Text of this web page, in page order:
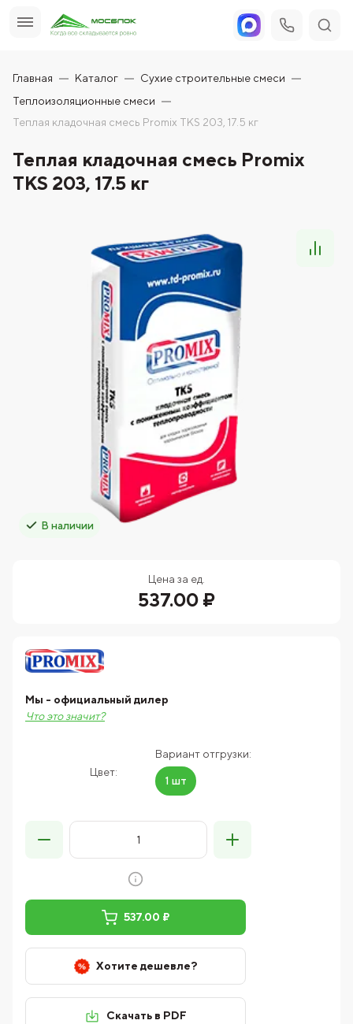
Главная Каталог
Сухие строительные смеси
Теплоизоляционные смеси
Теплая кладочная смесь Promix ТКS 203, 17.5 кг
Теплая кладочная смесь Promix
ТКS 203, 17.5 кг
В наличии
Цена за ед.
537.00 ₽
Цвет:
Вариант отгрузки:
1 шт
Мы - официальный дилер
Что это значит?
537.00 ₽
Хотите дешевле?
Скачать в PDF